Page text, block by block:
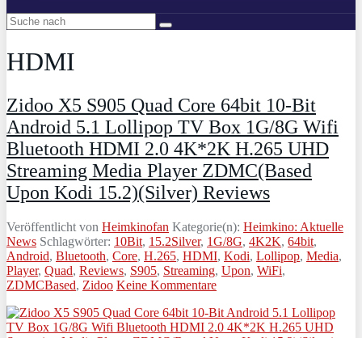
HDMI
Zidoo X5 S905 Quad Core 64bit 10-Bit
Android 5.1 Lollipop TV Box 1G/8G Wifi
Bluetooth HDMI 2.0 4K*2K H.265 UHD
Streaming Media Player ZDMC(Based
Upon Kodi 15.2)(Silver) Reviews
Veröffentlicht von Heimkinofan Kategorie(n): Heimkino: Aktuelle
News Schlagwörter: 10Bit, 15.2Silver, 1G/8G, 4K2K, 64bit,
Android, Bluetooth, Core, H.265, HDMI, Kodi, Lollipop, Media,
Player, Quad, Reviews, S905, Streaming, Upon, WiFi,
ZDMCBased, Zidoo Keine Kommentare